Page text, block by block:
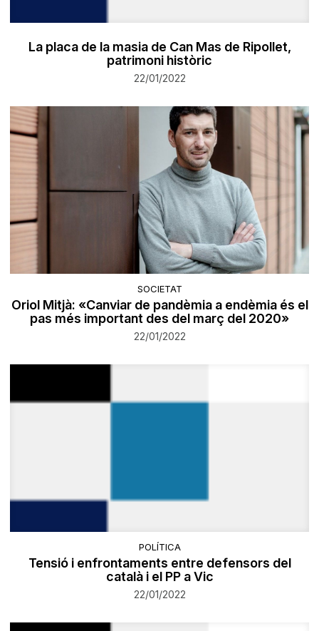
La placa de la masia de Can Mas de Ripollet,
patrimoni històric
22/01/2022
SOCIETAT
Oriol Mitjà: «Canviar de pandèmia a endèmia és el
pas més important des del març del 2020»
22/01/2022
POLÍTICA
Tensió i enfrontaments entre defensors del
català i el PP a Vic
22/01/2022